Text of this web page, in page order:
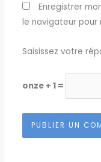
Enregistrer
le navigateur pour
Saisissez votre
onze + 1 =